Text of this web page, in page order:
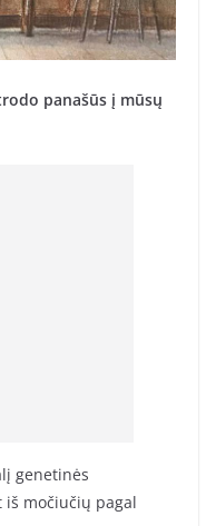
panašūs į mūsų
genetinės
močiučių pagal